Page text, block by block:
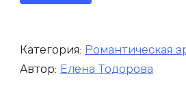
Категория: Романтическая
Автор: Елена Тодорова